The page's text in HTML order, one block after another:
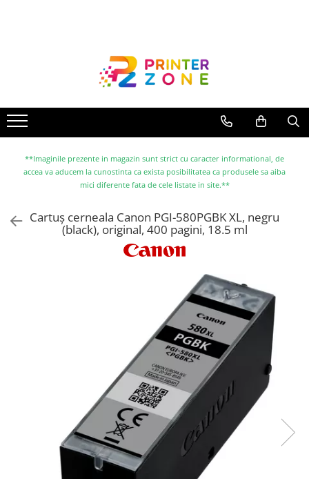
Imprimante cu jet
Multifunctionale laser
Multifunctionale cu jet
Imprimante etichete
Scanere
Capete imprimare
Cartuse inkjet si cerneala
**Imaginile prezente in magazin sunt strict cu caracter informational, de
accea va aducem la cunostinta ca exista posibilitatea ca produsele sa aiba
mici diferente fata de cele listate in site.**
Cartuș cerneala Canon PGI-580PGBK XL, negru
(black), original, 400 pagini, 18.5 ml